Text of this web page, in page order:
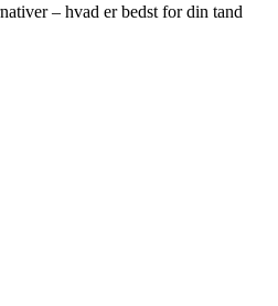
– hvad er bedst for din tand